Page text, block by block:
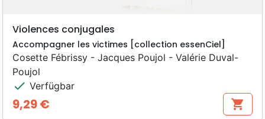
Violences conjugales
Accompagner les victimes [collection essenCiel]
Cosette Fébrissy - Jacques Poujol - Valérie Duval-
Poujol
check Verfügbar
Preis
9,29 € shopping_cart